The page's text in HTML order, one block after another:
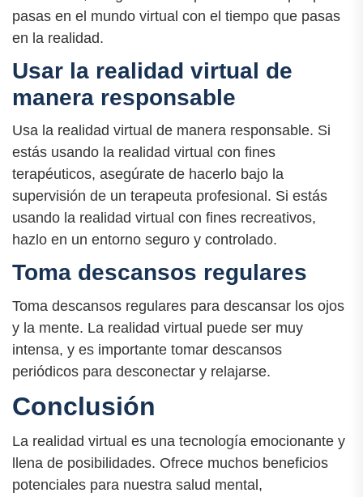
pasas en el mundo virtual con el tiempo que pasas
en la realidad.
Usar la realidad virtual de
manera responsable
Usa la realidad virtual de manera responsable. Si
estás usando la realidad virtual con fines
terapéuticos, asegúrate de hacerlo bajo la
supervisión de un terapeuta profesional. Si estás
usando la realidad virtual con fines recreativos,
hazlo en un entorno seguro y controlado.
Toma descansos regulares
Toma descansos regulares para descansar los ojos
y la mente. La realidad virtual puede ser muy
intensa, y es importante tomar descansos
periódicos para desconectar y relajarse.
Conclusión
La realidad virtual es una tecnología emocionante y
llena de posibilidades. Ofrece muchos beneficios
potenciales para nuestra salud mental,